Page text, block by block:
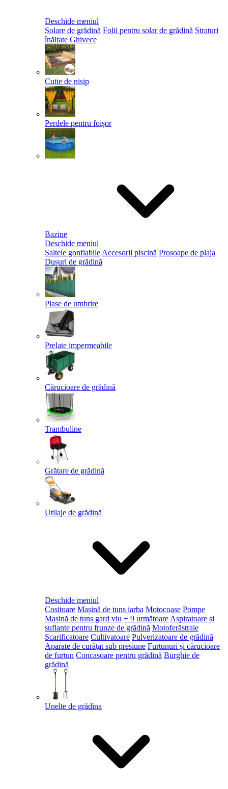
Deschide meniul
Solare de grădină Folii pentru solar de grădină Straturi
înălțate Ghivece
Cutie de nisip
Perdele pentru foișor
Bazine
Deschide meniul
Saltele gonflabile Accesorii piscină Prosoape de plaja
Dușuri de grădină
Plase de umbrire
Prelate impermeabile
Cărucioare de grădină
Trambuline
Grătare de grădină
Utilaje de grădină
Deschide meniul
Cositoare Mașină de tuns iarba Motocoase Pompe
Mașină de tuns gard viu + 9 următoare Aspiratoare și
suflante pentru frunze de grădină Motoferăstraie
Scarificatoare Cultivatoare Pulverizatoare de grădină
Aparate de curăţat sub presiune Furtunuri și cărucioare
de furtun Concasoare pentru grădină Burghie de
grădină
Unelte de grădina